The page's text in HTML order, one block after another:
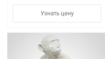
Узнать цену